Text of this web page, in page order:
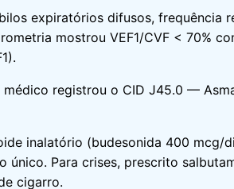
expiratórios difusos, frequência
mostrou VEF1/CVF < 70%
registrou o CID J45.0 —
inalatório (budesonida 400 mcg/
Para crises, prescrito
cigarro.